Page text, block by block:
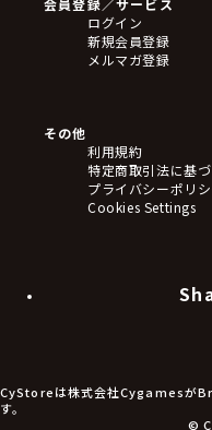
フィギュア
アクリルスタンド
バッジ
キーホルダー・ス
ステッカー・シー
タペストリー・
アームサポーター
ブレードホルダー
食品・飲料品
アパレル小物
アクセサリー
会員登録／サービス
ログイン
新規会員登録
メルマガ登録
その他
利用規約
特定商取引法に基
プライバシーポリ
Cookies Settings
CyStoreは株式会社Cygamesが
す。
©